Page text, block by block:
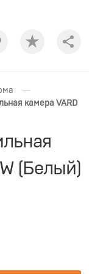
—
камера VARD
(Белый)